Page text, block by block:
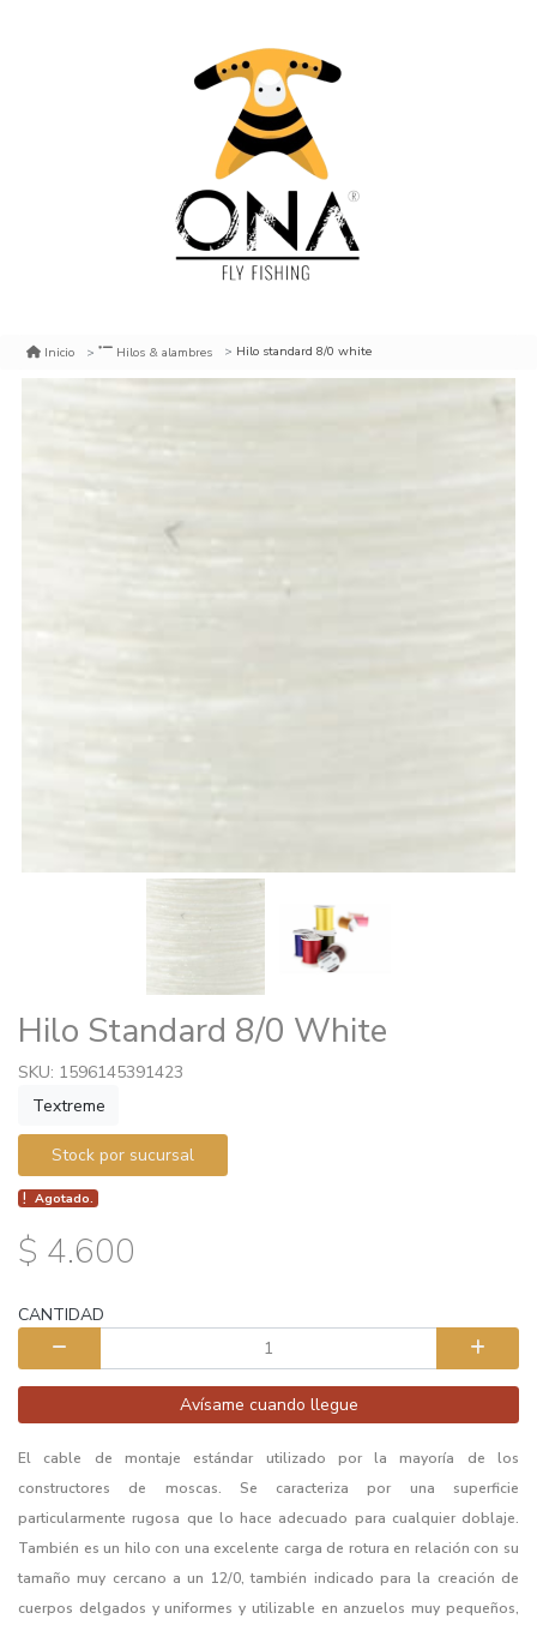
Inicio Hilos & alambres Hilo standard 8/0 white
Hilo Standard 8/0 White
SKU: 1596145391423
Textreme
Stock por sucursal
Agotado.
$ 4.600
CANTIDAD
Avísame cuando llegue
El cable de montaje estándar utilizado por la mayoría de los
constructores de moscas. Se caracteriza por una superficie
particularmente rugosa que lo hace adecuado para cualquier doblaje.
También es un hilo con una excelente carga de rotura en relación con su
tamaño muy cercano a un 12/0, también indicado para la creación de
cuerpos delgados y uniformes y utilizable en anzuelos muy pequeños,